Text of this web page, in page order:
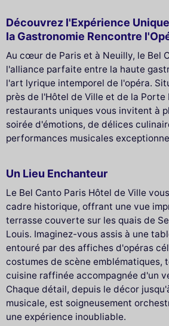
Découvrez l'Expérience
la Gastronomie Rencontre
Au cœur de Paris et à Neuilly, le Bel
l'alliance parfaite entre la haute
l'art lyrique intemporel de l'opéra.
près de l'Hôtel de Ville et de la Porte
restaurants uniques vous invitent à
soirée d'émotions, de délices
performances musicales
Un Lieu Enchanteur
Le Bel Canto Paris Hôtel de Ville
cadre historique, offrant une vue
terrasse couverte sur les quais de
Louis. Imaginez-vous assis à une
entouré par des affiches d'opéras
costumes de scène emblématiques,
cuisine raffinée accompagnée d'un
Chaque détail, depuis le décor
musicale, est soigneusement
une expérience inoubliable.